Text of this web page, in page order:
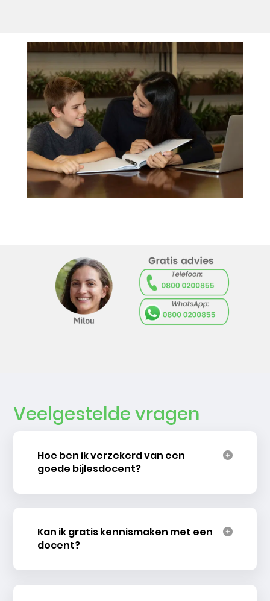
Veelgestelde vragen
Hoe ben ik verzekerd van een
goede bijlesdocent?
Kan ik gratis kennismaken met een
docent?